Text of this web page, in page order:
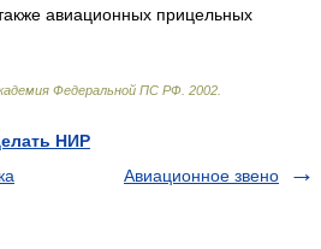
авиационных прицельных
Федеральной ПС РФ 2002
НИР
Авиационное звено